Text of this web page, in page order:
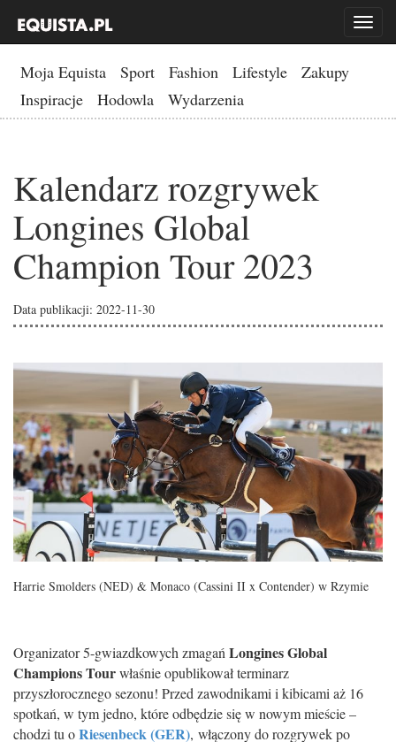
Toggle
Moja Equista Sport Fashion Lifestyle
Zakupy
Inspiracje
Hodowla Wydarzenia
Kalendarz rozgrywek
Longines Global
Champion Tour 2023
Data publikacji: 2022-11-30
Harrie Smolders (NED) & Monaco (Cassini II x Contender) w Rzymie
Organizator 5-gwiazdkowych zmagań Longines Global
Champions Tourwłaśnie opublikował terminarz
przyszłorocznego sezonu! Przed zawodnikami i kibicami aż 16
spotkań, w tym jedno, które odbędzie się w nowym mieście –
chodzi tu oRiesenbeck (GER), włączony do rozgrywek po